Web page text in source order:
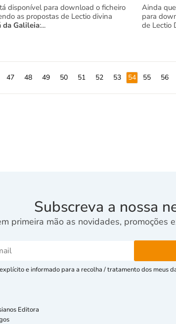
disponível para download o ficheiro
as propostas de Lectio divina
da Galileia:...
Ainda
para
de Lectio
47 48 49 50 51 52 53 54 55 56
Subscreva a nossa
primeira mão as novidades, promoções
e informado para a recolha / tratamento dos meus
Editora